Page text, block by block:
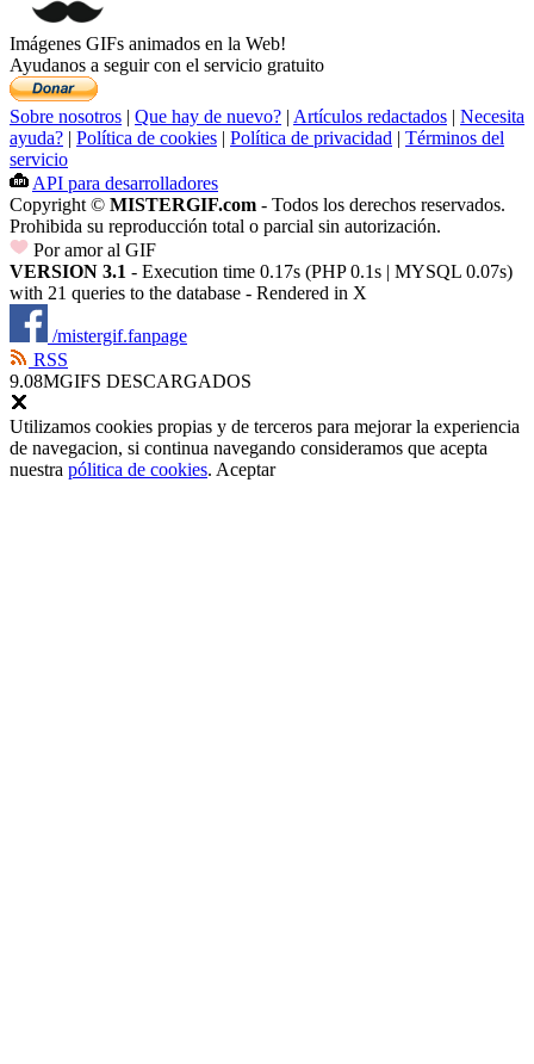
Imágenes GIFs animados en la Web!
Ayudanos a seguir con el servicio gratuito
Sobre nosotros | Que hay de nuevo? | Artículos redactados | Necesita
ayuda? | Política de cookies | Política de privacidad | Términos del
servicio
API para desarrolladores
Copyright © MISTERGIF.com - Todos los derechos reservados.
Prohibida su reproducción total o parcial sin autorización.
Por amor al GIF
VERSION 3.1 - Execution time 0.17s (PHP 0.1s | MYSQL 0.07s)
with 21 queries to the database - Rendered in X
/mistergif.fanpage
RSS
9.08MGIFS DESCARGADOS
Utilizamos cookies propias y de terceros para mejorar la experiencia
de navegacion, si continua navegando consideramos que acepta
nuestra pólitica de cookies. Aceptar